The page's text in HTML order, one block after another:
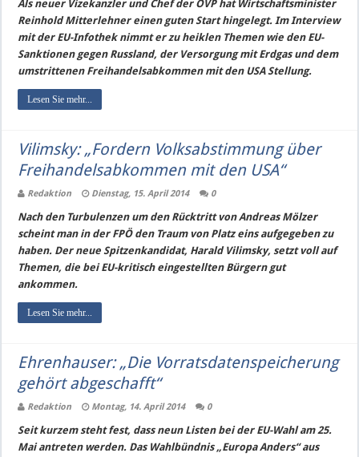
Als neuer Vizekanzler und Chef der ÖVP hat Wirtschaftsminister
Reinhold Mitterlehner einen guten Start hingelegt. Im Interview
mit der EU-Infothek nimmt er zu heiklen Themen wie den EU-
Sanktionen gegen Russland, der Versorgung mit Erdgas und dem
umstrittenen Freihandelsabkommen mit den USA Stellung.
Lesen Sie mehr...
Vilimsky: „Fordern Volksabstimmung über
Freihandelsabkommen mit den USA“
Redaktion Dienstag, 15. April 2014 0
Nach den Turbulenzen um den Rücktritt von Andreas Mölzer
scheint man in der FPÖ den Traum von Platz eins aufgegeben zu
haben. Der neue Spitzenkandidat, Harald Vilimsky, setzt voll auf
Themen, die bei EU-kritisch eingestellten Bürgern gut
ankommen.
Lesen Sie mehr...
Ehrenhauser: „Die Vorratsdatenspeicherung
gehört abgeschafft“
Redaktion Montag, 14. April 2014 0
Seit kurzem steht fest, dass neun Listen bei der EU-Wahl am 25.
Mai antreten werden. Das Wahlbündnis „Europa Anders“ aus